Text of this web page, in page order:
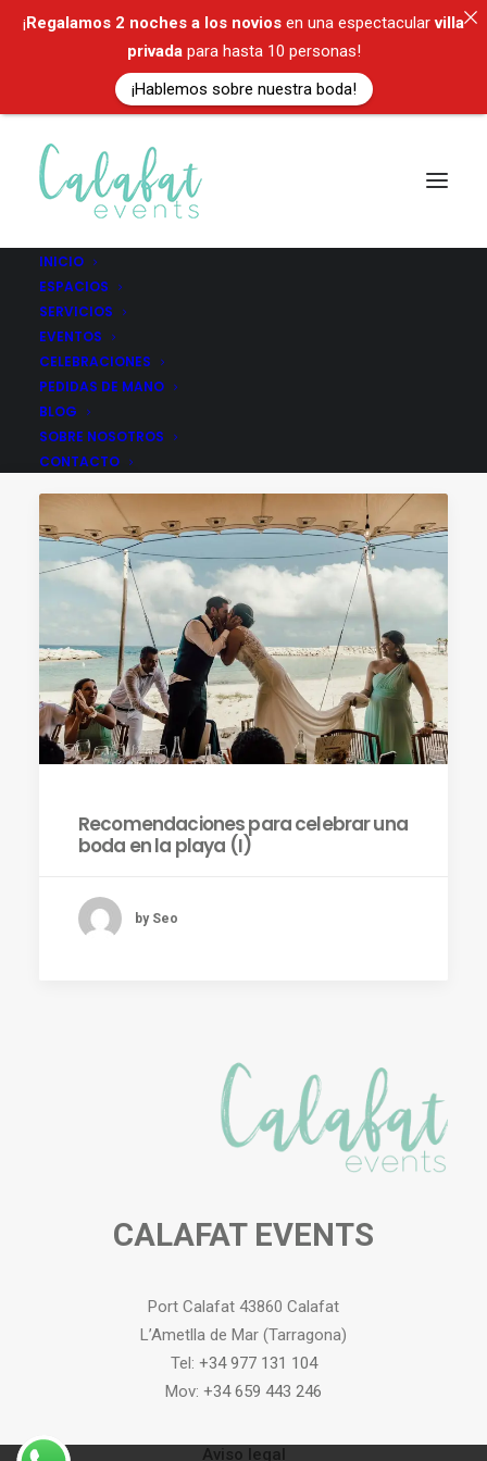
INICIO
ESPACIOS
SERVICIOS
EVENTOS
CELEBRACIONES
PEDIDAS DE MANO
BLOG
SOBRE NOSOTROS
CONTACTO
ES
Recomendacion
Recomendaciones para celebrar una
boda en la playa (I)
by Seo
CALAFAT EVENTS
Port Calafat 43860 Calafat
L’Ametlla de Mar (Tarragona)
Tel: +34 977 131 104
Mov: +34 659 443 246
Aviso legal
¡Regalamos 2 noches a los novios en una espectacularvilla
privadapara hasta 10 personas!
¡Hablemos sobre nuestra boda!